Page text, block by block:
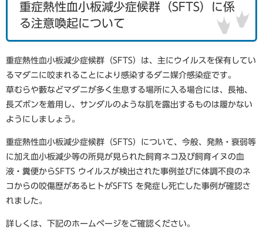
重症熱性血小板減少症候群（SFTS）に係
る注意喚起について
重症熱性血小板減少症候群（SFTS）は、主にウイルスを保有してい
るマダニに咬まれることにより感染するダニ媒介感染症です。
草むらや藪などマダニが多く生息する場所に入る場合には、長袖、
長ズボンを着用し、サンダルのような肌を露出するものは履かない
ようにしましょう。
重症熱性血小板減少症候群（SFTS）について、今般、発熱・衰弱等
に加え血小板減少等の所見が見られた飼育ネコ及び飼育イヌの血
液・糞便からSFTS ウイルスが検出された事例並びに体調不良のネ
コからの咬傷歴があるヒトがSFTS を発症し死亡した事例が確認さ
れました。
詳しくは、下記のホームページをご確認ください。